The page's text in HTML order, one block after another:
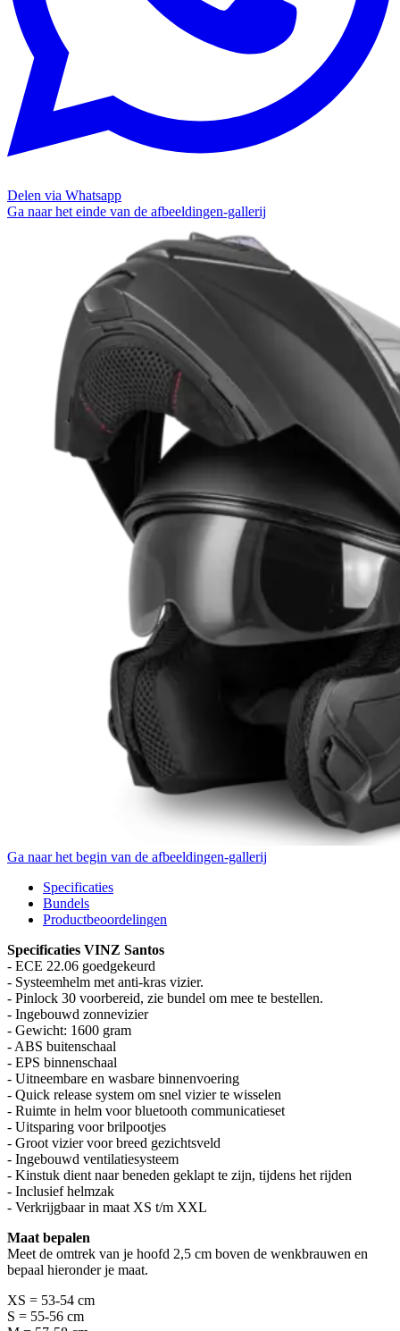
Delen via Whatsapp
Ga naar het einde van de afbeeldingen-gallerij
Ga naar het begin van de afbeeldingen-gallerij
Specificaties
Bundels
Productbeoordelingen
Specificaties VINZ Santos
- ECE 22.06 goedgekeurd
- Systeemhelm met anti-kras vizier.
- Pinlock 30 voorbereid, zie bundel om mee te bestellen.
- Ingebouwd zonnevizier
- Gewicht: 1600 gram
- ABS buitenschaal
- EPS binnenschaal
- Uitneembare en wasbare binnenvoering
- Quick release system om snel vizier te wisselen
- Ruimte in helm voor bluetooth communicatieset
- Uitsparing voor brilpootjes
- Groot vizier voor breed gezichtsveld
- Ingebouwd ventilatiesysteem
- Kinstuk dient naar beneden geklapt te zijn, tijdens het rijden
- Inclusief helmzak
- Verkrijgbaar in maat XS t/m XXL
Maat bepalen
Meet de omtrek van je hoofd 2,5 cm boven de wenkbrauwen en
bepaal hieronder je maat.
XS = 53-54 cm
S = 55-56 cm